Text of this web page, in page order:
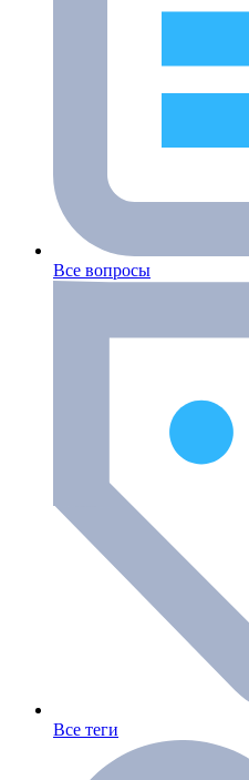
Все вопросы
Все теги